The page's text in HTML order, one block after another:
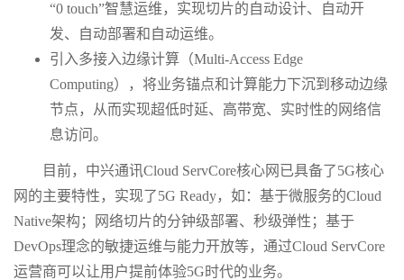
“0 touch”智慧运维，实现切片的自动设计、自动开
发、自动部署和自动运维。
引入多接入边缘计算（Multi-Access Edge
Computing），将业务锚点和计算能力下沉到移动边缘
节点，从而实现超低时延、高带宽、实时性的网络信
息访问。
目前，中兴通讯Cloud ServCore核心网已具备了5G核心
网的主要特性，实现了5G Ready，如：基于微服务的Cloud
Native架构；网络切片的分钟级部署、秒级弹性；基于
DevOps理念的敏捷运维与能力开放等，通过Cloud ServCore
运营商可以让用户提前体验5G时代的业务。